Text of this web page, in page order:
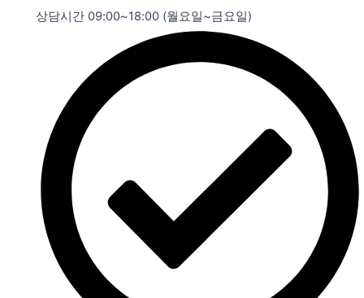
상담시간 09:00~18:00 (월요일~금요일)